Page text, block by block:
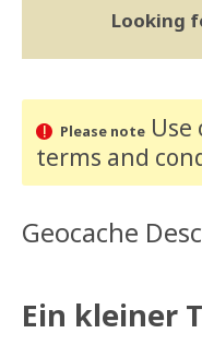
Looking
Please noteUse
terms and
Geocache
Ein kleiner